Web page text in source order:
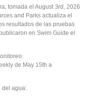
tomada el August 3rd, 2026
and Parks actualiza el
resultados de las pruebas
en Swim Guide el
de May 15th a
del agua: